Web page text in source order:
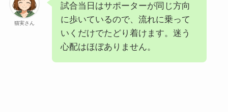
猫実さん
試合当日はサポーターが同じ方向
に歩いているので、流れに乗って
いくだけでたどり着けます。迷う
心配はほぼありません。